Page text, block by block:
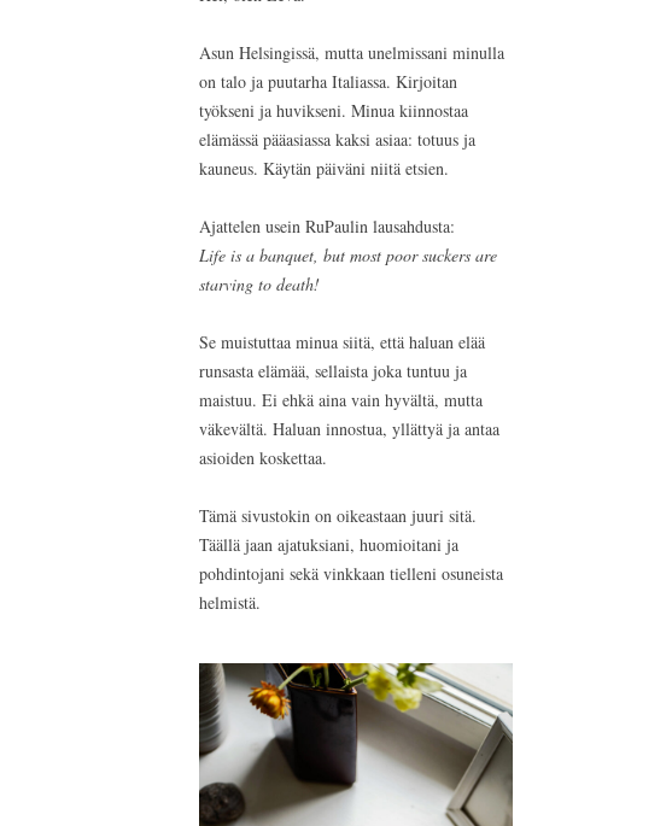
Asun Helsingissä, mutta unelmissani minulla
on talo ja puutarha Italiassa. Kirjoitan
työkseni ja huvikseni. Minua kiinnostaa
elämässä pääasiassa kaksi asiaa: totuus ja
kauneus. Käytän päiväni niitä etsien.
Ajattelen usein RuPaulin lausahdusta:
Life is a banquet, but most poor suckers are
starving to death!
Se muistuttaa minua siitä, että haluan elää
runsasta elämää, sellaista joka tuntuu ja
maistuu. Ei ehkä aina vain hyvältä, mutta
väkevältä. Haluan innostua, yllättyä ja antaa
asioiden koskettaa.
Tämä sivustokin on oikeastaan juuri sitä.
Täällä jaan ajatuksiani, huomioitani ja
pohdintojani sekä vinkkaan tielleni osuneista
helmistä.